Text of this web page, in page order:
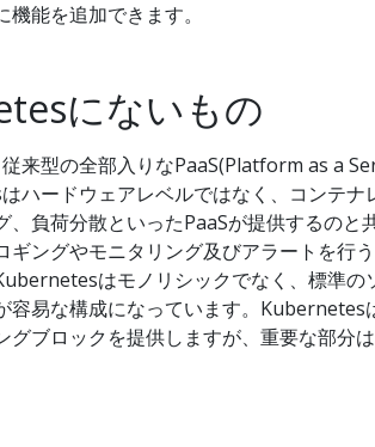
機能を追加できます。
にないもの
来型の全部入りなPaaS(Platform as a
ハードウェアレベルではなく、コンテナ
、負荷分散といったPaaSが提供するのと
ギングやモニタリング及びアラートを行
はモノリシックでなく、標準の
容易な構成になっています。Kubernetes
グブロックを提供しますが、重要な部分